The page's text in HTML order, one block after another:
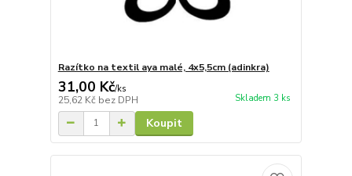
Razítko na textil aya malé, 4x5,5cm (adinkra)
31,00 Kč/ks
25,62 Kč bez DPH Skladem 3 ks
Koupit